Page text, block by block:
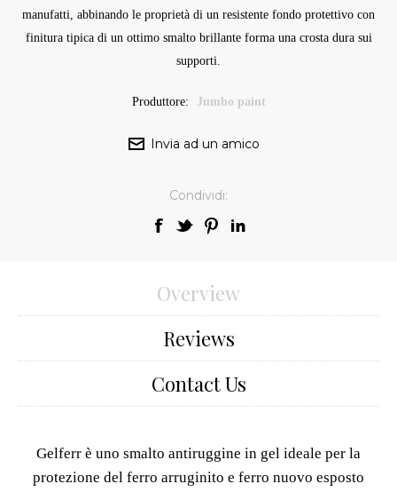
manufatti, abbinando le proprietà di un resistente fondo protettivo con
finitura tipica di un ottimo smalto brillante forma una crosta dura sui
supporti.
Produttore: Jumbo paint
Condividi:
Overview
Reviews
Contact Us
Gelferr è uno smalto antiruggine in gel ideale per la
protezione del ferro arruginito e ferro nuovo esposto